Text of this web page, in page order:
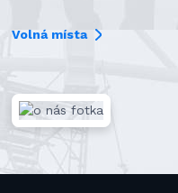
Volná místa